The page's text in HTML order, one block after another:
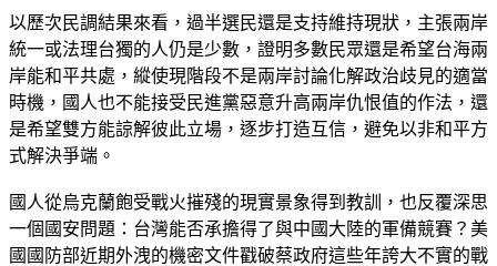
以歷次民調結果來看，過半選民還是支持維持現狀，主張兩岸
統一或法理台獨的人仍是少數，證明多數民眾還是希望台海兩
岸能和平共處，縱使現階段不是兩岸討論化解政治歧見的適當
時機，國人也不能接受民進黨惡意升高兩岸仇恨值的作法，還
是希望雙方能諒解彼此立場，逐步打造互信，避免以非和平方
式解決爭端。
國人從烏克蘭飽受戰火摧殘的現實景象得到教訓，也反覆深思
一個國安問題：台灣能否承擔得了與中國大陸的軍備競賽？美
國國防部近期外洩的機密文件戳破蔡政府這些年誇大不實的戰